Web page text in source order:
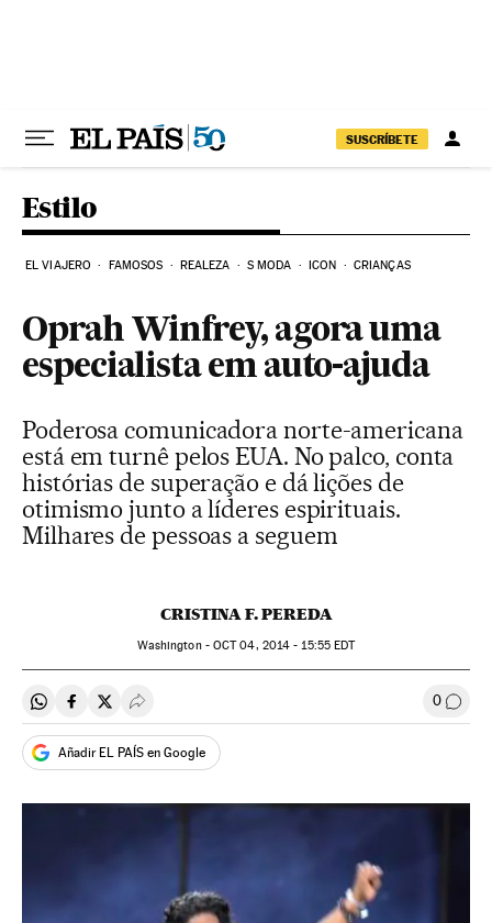
SUSCRÍBETE
Estilo
EL VIAJERO FAMOSOS REALEZA S MODA ICON CRIANÇAS
Oprah Winfrey, agora uma
especialista em auto-ajuda
Poderosa comunicadora norte-americana
está em turnê pelos EUA. No palco, conta
histórias de superação e dá lições de
otimismo junto a líderes espirituais.
Milhares de pessoas a seguem
CRISTINA F. PEREDA
Washington - OCT04, 2014 - 15:55EDT
Compartir en Whatsapp
Compartir en Facebook
Compartir en Twitter
Desplegar Redes Sociales 0
Añadir EL PAÍS en Google